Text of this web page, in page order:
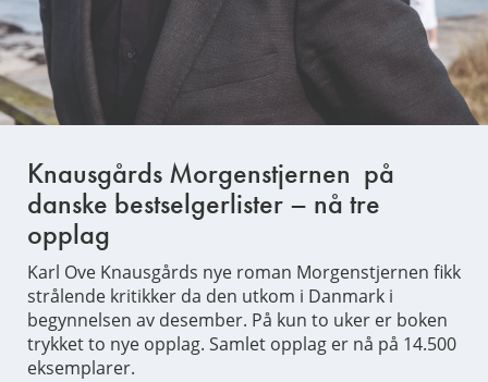
Knausgårds Morgenstjernen på
danske bestselgerlister – nå tre
opplag
Karl Ove Knausgårds nye roman Morgenstjernen fikk
strålende kritikker da den utkom i Danmark i
begynnelsen av desember. På kun to uker er boken
trykket to nye opplag. Samlet opplag er nå på 14.500
eksemplarer.